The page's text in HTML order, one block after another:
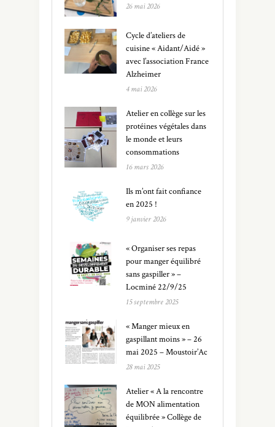
26 mai 2026
Cycle d’ateliers de
cuisine « Aidant/Aidé »
avec l’association France
Alzheimer
4 mai 2026
Atelier en collège sur les
protéines végétales dans
le monde et leurs
consommations
16 mars 2026
Ils m’ont fait confiance
en 2025 !
9 janvier 2026
« Organiser ses repas
pour manger équilibré
sans gaspiller » –
Locminé 22/9/25
15 septembre 2025
« Manger mieux en
gaspillant moins » – 26
mai 2025 – Moustoir’Ac
28 mai 2025
Atelier « A la rencontre
de MON alimentation
équilibrée » Collège de